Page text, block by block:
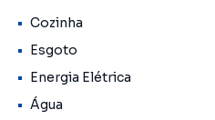
Cozinha
Esgoto
Energia Elétrica
Água